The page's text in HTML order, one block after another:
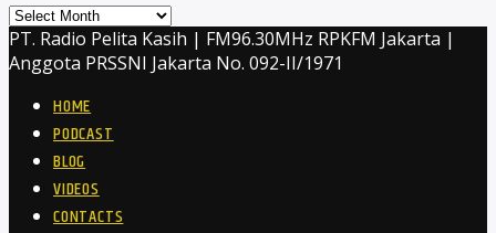
Archives
PT. Radio Pelita Kasih | FM96.30MHz RPKFM Jakarta |
Anggota PRSSNI Jakarta No. 092-II/1971
HOME
PODCAST
BLOG
VIDEOS
CONTACTS